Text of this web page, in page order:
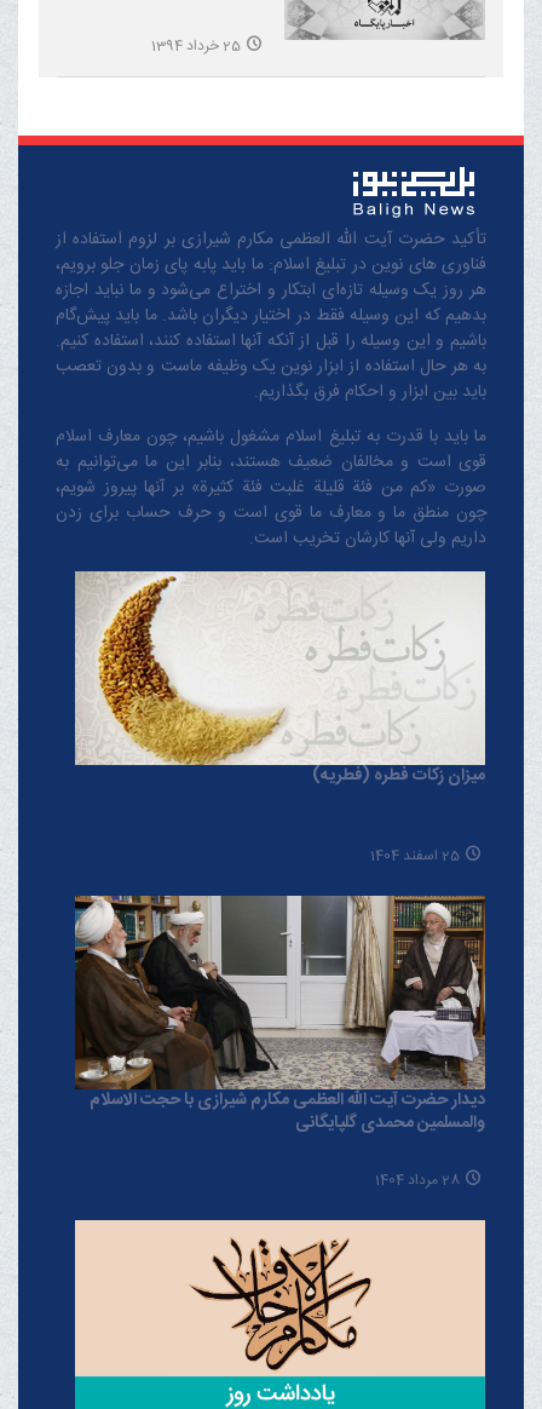
25 خرداد 1394
تأکید حضرت آیت الله العظمی مکارم شیرازی بر لزوم استفاده از
فناوری های نوین در تبلیغ اسلام: ما باید پابه پای زمان جلو برویم،
هر روز یک وسیله تازه‌ای ابتکار و اختراع می‌شود و ما نباید اجازه
بدهیم که این وسیله فقط در اختیار دیگران باشد. ما باید پیش‌گام
باشیم و این وسیله را قبل از آنکه آنها استفاده کنند، استفاده کنیم.
به هر حال استفاده از ابزار نوین یک وظیفه ماست و بدون تعصب
باید بین ابزار و احکام فرق بگذاریم.
ما باید با قدرت به تبلیغ اسلام مشغول باشیم، چون معارف اسلام
قوی است و مخالفان ضعیف هستند، بنابر این ما می‌توانیم به
صورت «کم من فئة قلیلة غلبت فئة کثیرة» بر آنها پیروز شویم،
چون منطق‌ ما و معارف ‌ما قوی است و حرف حساب برای زدن
داریم ولی آنها کارشان تخریب است.
میزان زکات فطره (فطریه)
25 اسفند 1404
دیدار حضرت آیت الله العظمی مکارم شیرازی با حجت الاسلام
والمسلمین محمدی گلپایگانی
28 مرداد 1404